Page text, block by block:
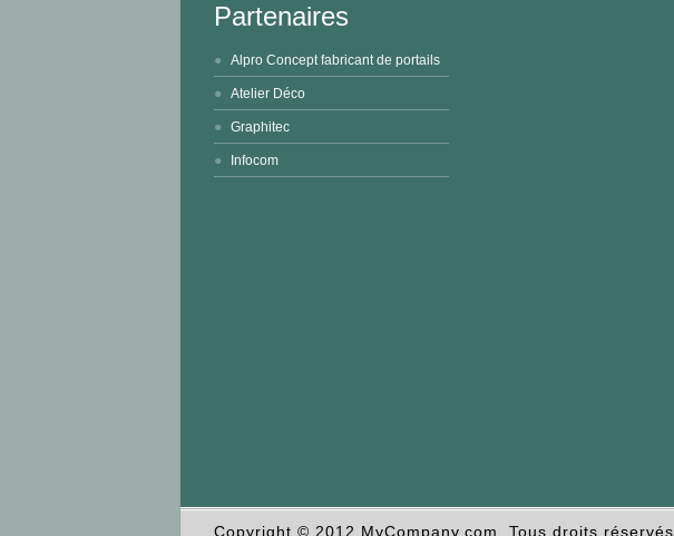
Partenaires
Alpro Concept fabricant de portails
Atelier Déco
Graphitec
Infocom
Copyright © 2012 MyCompany.com. Tous droits réservés